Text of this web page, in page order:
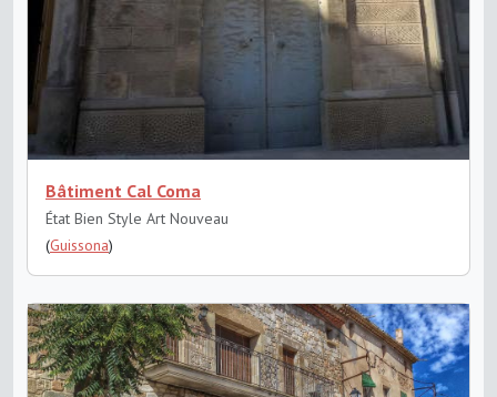
Bâtiment Cal Coma
État Bien Style Art Nouveau
(Guissona)